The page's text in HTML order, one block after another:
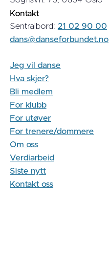
Kontakt
Sentralbord: 21 02 90 00
dans@danseforbundet.no
Jeg vil danse
Hva skjer?
Bli medlem
For klubb
For utøver
For trenere/dommere
Om oss
Verdiarbeid
Siste nytt
Kontakt oss